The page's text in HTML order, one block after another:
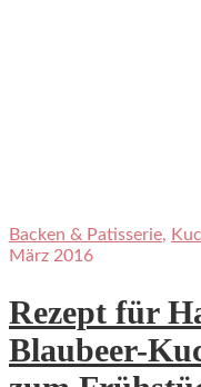
Backen & Patisserie,
März 2016
Rezept für
Blaubeer-